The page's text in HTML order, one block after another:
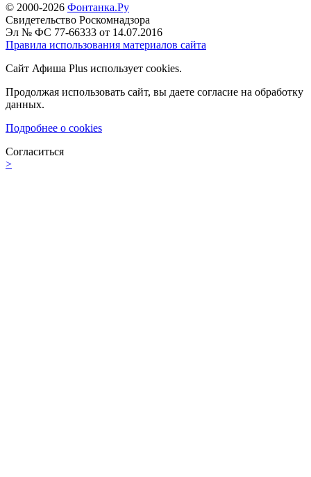
© 2000-2026 Фонтанка.Ру
Свидетельство Роскомнадзора
Эл № ФС 77-66333 от 14.07.2016
Правила использования материалов сайта
Сайт Афиша Plus использует cookies.
Продолжая использовать сайт, вы даете согласие на обработку
данных.
Подробнее о cookies
Согласиться
>